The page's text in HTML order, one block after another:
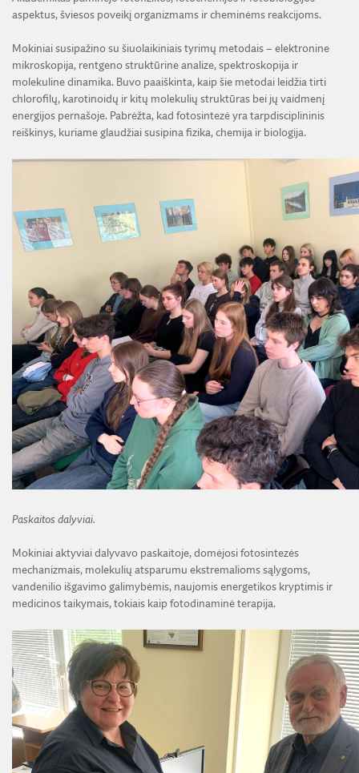
aspektus, šviesos poveikį organizmams ir cheminėms reakcijoms.
Mokiniai susipažino su šiuolaikiniais tyrimų metodais – elektronine
mikroskopija, rentgeno struktūrine analize, spektroskopija ir
molekuline dinamika. Buvo paaiškinta, kaip šie metodai leidžia tirti
chlorofilų, karotinoidų ir kitų molekulių struktūras bei jų vaidmenį
energijos pernašoje. Pabrėžta, kad fotosintezė yra tarpdisciplininis
reiškinys, kuriame glaudžiai susipina fizika, chemija ir biologija.
Paskaitos dalyviai.
Mokiniai aktyviai dalyvavo paskaitoje, domėjosi fotosintezės
mechanizmais, molekulių atsparumu ekstremalioms sąlygoms,
vandenilio išgavimo galimybėmis, naujomis energetikos kryptimis ir
medicinos taikymais, tokiais kaip fotodinaminė terapija.